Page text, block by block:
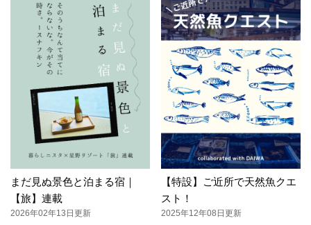
まだ見ぬ景色と泊まる宿｜
【旅】連載
2026年02年13日更新
【特設】ご近所で天然魚クエ
スト！
2025年12年08日更新